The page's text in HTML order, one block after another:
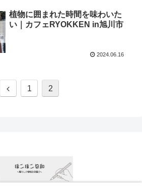
植物に囲まれた時間を味わいた
い｜カフェRYOKKEN in旭川市
2024.06.16
1 2